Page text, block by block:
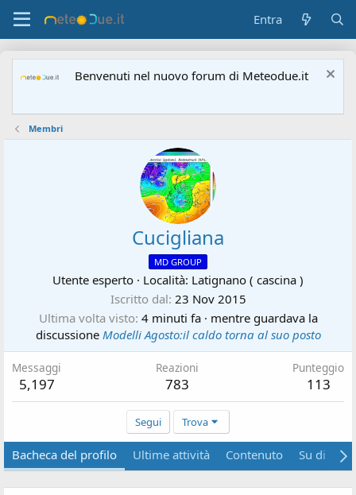
Entra
Benvenuti nel nuovo forum di Meteodue.it
Membri
Cucigliana
MD GROUP
Utente esperto · Località: Latignano ( cascina )
Iscritto dal 23 Nov 2015
Ultima volta visto 4 minuti fa · mentre guardava la
discussione Modelli Agosto:il caldo torna al suo posto
Messaggi
5,197
Reazioni
783
Punteggio
113
Segui Trova
Bacheca del profilo Ultime attività Contenuto Su di me